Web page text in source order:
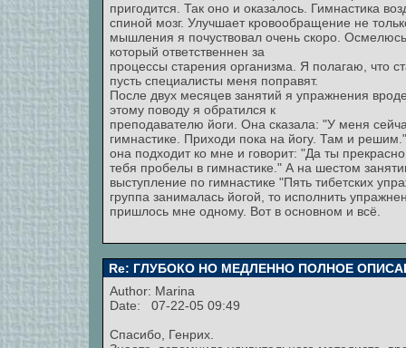
пригодится. Так оно и оказалось. Гимнастика
спиной мозг. Улучшает кровообращение не
мышления я почуствовал очень скоро. Осмелюсь
который ответственнен за
процессы старения организма. Я полагаю, что
пусть специалисты меня поправят.
После двух месяцев занятий я упражнения
этому поводу я обратился к
преподавателю йоги. Она сказала: "У меня
гимнастике. Приходи пока на йогу. Там и
она подходит ко мне и говорит: "Да ты
тебя пробелы в гимнастике." А на шестом
выступление по гимнастике "Пять тибетских
группа занималась йогой, то исполнить
пришлось мне одному. Вот в основном и всё.
Re: ГЛУБОКО НО МЕДЛЕННО ПОЛНОЕ
Author: Marina
Date: 07-22-05 09:49
Спасибо, Генрих.